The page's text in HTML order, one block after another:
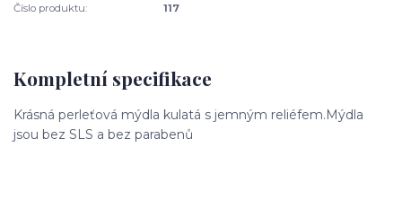
Číslo produktu: 117
Kompletní specifikace
Krásná perleťová mýdla kulatá s jemným reliéfem.Mýdla
jsou bez SLS a bez parabenů